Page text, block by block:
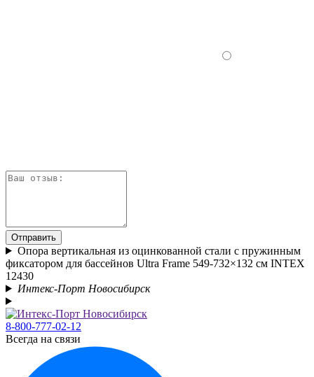
Отправить
Опора вертикальная из оцинкованной стали c пружинным
фиксатором для бассейнов Ultra Frame 549-732×132 см INTEX
12430
Интекс-Порт Новосибирск
8-800-777-02-12
Всегда на связи